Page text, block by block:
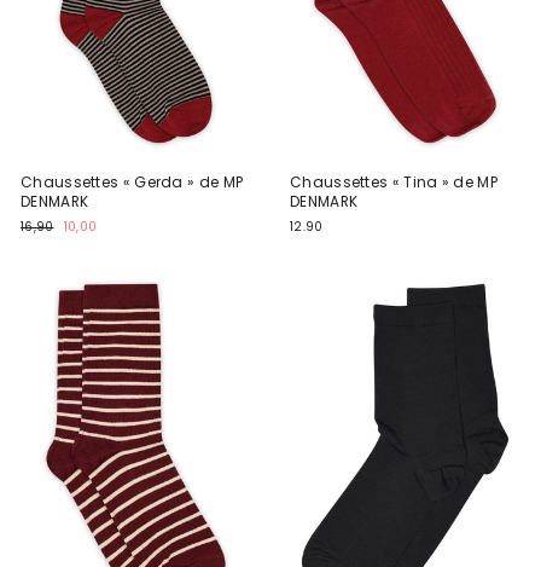
Chaussettes « Gerda » de MP
DENMARK
Prix
16,90
Prix
10,00
Chaussettes « Tina » de MP
DENMARK
12.90